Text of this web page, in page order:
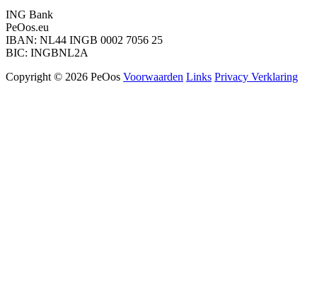
ING Bank
PeOos.eu
IBAN: NL44 INGB 0002 7056 25
BIC: INGBNL2A
Copyright © 2026 PeOos Voorwaarden Links Privacy Verklaring